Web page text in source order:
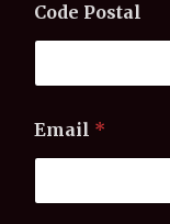
Code Postal
Email *